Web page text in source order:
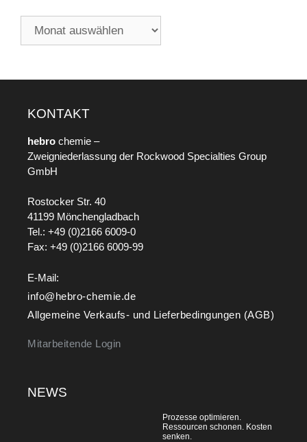
KONTAKT
hebro chemie –
Zweigniederlassung der Rockwood Specialties Group
GmbH
Rostocker Str. 40
41199 Mönchengladbach
Tel.: +49 (0)2166 6009-0
Fax: +49 (0)2166 6009-99
E-Mail:
info@hebro-chemie.de
Allgemeine Verkaufs- und Lieferbedingungen (AGB)
Mitarbeitende Login
NEWS
Prozesse optimieren.
Ressourcen schonen. Kosten
senken.